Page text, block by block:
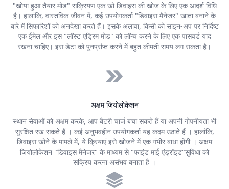
"खोया हुआ तैयार मोड" सक्रियण एक खो डिवाइस की खोज के लिए एक आदर्श विधि
है। हालांकि, वास्तविक जीवन में, कई उपयोगकर्ता "डिवाइस मैनेजर" खाता बनाने के
बारे में सिफारिशों को अनदेखा करते हैं। इसके अलावा, किसी को साइन-अप पर निर्दिष्ट
एक ईमेल और इस "लॉस्ट एड्रिम मोड" को लॉन्च करने के लिए एक पासवर्ड याद
रखना चाहिए। इस डेटा को पुनर्प्राप्त करने में बहुत कीमती समय लग सकता है।
अक्षम जियोलोकेशन
स्थान सेवाओं को अक्षम करके, आप बैटरी चार्ज बचा सकते हैं या अपनी गोपनीयता भी
सुरक्षित रख सकते हैं । कई अनुभवहीन उपयोगकर्ता यह कदम उठाते हैं । हालांकि,
डिवाइस खोने के मामले में, ये क्रियाएं इसे खोजने में एक गंभीर बाधा होंगी । अक्षम
जियोलोकेशन "डिवाइस मैनेजर" के माध्यम से "फाइंड माई एंड्रॉइड"सुविधा को
सक्रिय करना असंभव बनाता है ।